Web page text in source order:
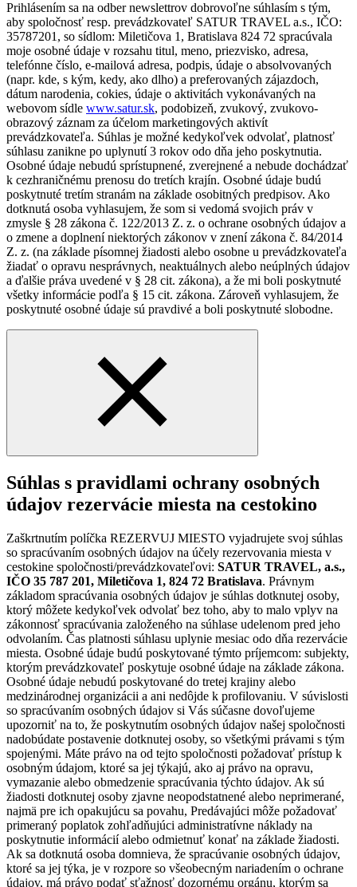
Prihlásením sa na odber newslettrov dobrovoľne súhlasím s tým,
aby spoločnosť resp. prevádzkovateľ SATUR TRAVEL a.s., IČO:
35787201, so sídlom: Miletičova 1, Bratislava 824 72 spracúvala
moje osobné údaje v rozsahu titul, meno, priezvisko, adresa,
telefónne číslo, e-mailová adresa, podpis, údaje o absolvovaných
(napr. kde, s kým, kedy, ako dlho) a preferovaných zájazdoch,
dátum narodenia, cokies, údaje o aktivitách vykonávaných na
webovom sídle www.satur.sk, podobizeň, zvukový, zvukovo-
obrazový záznam za účelom marketingových aktivít
prevádzkovateľa. Súhlas je možné kedykoľvek odvolať, platnosť
súhlasu zanikne po uplynutí 3 rokov odo dňa jeho poskytnutia.
Osobné údaje nebudú sprístupnené, zverejnené a nebude dochádzať
k cezhraničnému prenosu do tretích krajín. Osobné údaje budú
poskytnuté tretím stranám na základe osobitných predpisov. Ako
dotknutá osoba vyhlasujem, že som si vedomá svojich práv v
zmysle § 28 zákona č. 122/2013 Z. z. o ochrane osobných údajov a
o zmene a doplnení niektorých zákonov v znení zákona č. 84/2014
Z. z. (na základe písomnej žiadosti alebo osobne u prevádzkovateľa
žiadať o opravu nesprávnych, neaktuálnych alebo neúplných údajov
a ďalšie práva uvedené v § 28 cit. zákona), a že mi boli poskytnuté
všetky informácie podľa § 15 cit. zákona. Zároveň vyhlasujem, že
poskytnuté osobné údaje sú pravdivé a boli poskytnuté slobodne.
Súhlas s pravidlami ochrany osobných
údajov rezervácie miesta na cestokino
Zaškrtnutím políčka REZERVUJ MIESTO vyjadrujete svoj súhlas
so spracúvaním osobných údajov na účely rezervovania miesta v
cestokine spoločnosti/prevádzkovateľovi: SATUR TRAVEL, a.s.,
IČO 35 787 201, Miletičova 1, 824 72 Bratislava. Právnym
základom spracúvania osobných údajov je súhlas dotknutej osoby,
ktorý môžete kedykoľvek odvolať bez toho, aby to malo vplyv na
zákonnosť spracúvania založeného na súhlase udelenom pred jeho
odvolaním. Čas platnosti súhlasu uplynie mesiac odo dňa rezervácie
miesta. Osobné údaje budú poskytované týmto príjemcom: subjekty,
ktorým prevádzkovateľ poskytuje osobné údaje na základe zákona.
Osobné údaje nebudú poskytované do tretej krajiny alebo
medzinárodnej organizácii a ani nedôjde k profilovaniu. V súvislosti
so spracúvaním osobných údajov si Vás súčasne dovoľujeme
upozorniť na to, že poskytnutím osobných údajov našej spoločnosti
nadobúdate postavenie dotknutej osoby, so všetkými právami s tým
spojenými. Máte právo na od tejto spoločnosti požadovať prístup k
osobným údajom, ktoré sa jej týkajú, ako aj právo na opravu,
vymazanie alebo obmedzenie spracúvania týchto údajov. Ak sú
žiadosti dotknutej osoby zjavne neopodstatnené alebo neprimerané,
najmä pre ich opakujúcu sa povahu, Predávajúci môže požadovať
primeraný poplatok zohľadňujúci administratívne náklady na
poskytnutie informácií alebo odmietnuť konať na základe žiadosti.
Ak sa dotknutá osoba domnieva, že spracúvanie osobných údajov,
ktoré sa jej týka, je v rozpore so všeobecným nariadením o ochrane
údajov, má právo podať sťažnosť dozornému orgánu, ktorým sa